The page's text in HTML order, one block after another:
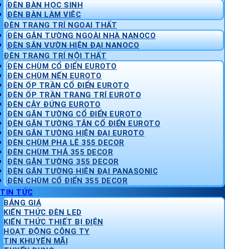
ĐÈN BÀN HỌC SINH
ĐÈN BÀN LÀM VIỆC
ĐÈN TRANG TRÍ NGOẠI THẤT
ĐÈN GẮN TƯỜNG NGOÀI NHÀ NANOCO
ĐÈN SÂN VƯỜN HIỆN ĐẠI NANOCO
ĐÈN TRANG TRÍ NỘI THẤT
ĐÈN CHÙM CỔ ĐIỂN EUROTO
ĐÈN CHÙM NẾN EUROTO
ĐÈN ỐP TRẦN CỔ ĐIỂN EUROTO
ĐÈN ỐP TRẦN TRANG TRÍ EUROTO
ĐÈN CÂY ĐỨNG EUROTO
ĐÈN GẮN TƯỜNG CỔ ĐIỂN EUROTO
ĐÈN GẮN TƯỜNG TÂN CỔ ĐIỂN EUROTO
ĐÈN GẮN TƯỜNG HIỆN ĐẠI EUROTO
ĐÈN CHÙM PHA LÊ 355 DECOR
ĐÈN CHÙM THẢ 355 DECOR
ĐÈN GẮN TƯỜNG 355 DECOR
ĐÈN GẮN TƯỜNG HIỆN ĐẠI PANASONIC
ĐÈN CHÙM CỔ ĐIỂN 355 DECOR
TIN TỨC
BẢNG GIÁ
KIẾN THỨC ĐÈN LED
KIẾN THỨC THIẾT BỊ ĐIỆN
HOẠT ĐỘNG CÔNG TY
TIN KHUYẾN MÃI